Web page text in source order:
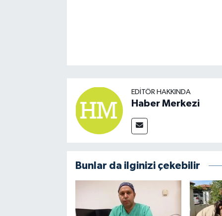
EDITÖR HAKKINDA
Haber Merkezi
Bunlar da ilginizi çekebilir